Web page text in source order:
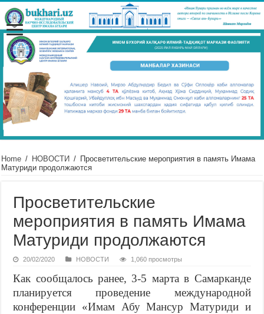
Home / НОВОСТИ / Просветительские мероприятия в память Имама
Матуриди продолжаются
Просветительские
мероприятия в память Имама
Матуриди продолжаются
20/02/2020 НОВОСТИ 1,060 просмотры
Как сообщалось ранее, 3-5 марта в Самарканде
планируется проведение международной
конференции «Имам Абу Мансур Матуриди и